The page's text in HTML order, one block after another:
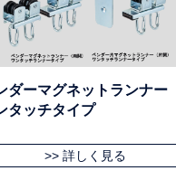
ダーマグネットランナー
タッチタイプ
>> 詳しく見る